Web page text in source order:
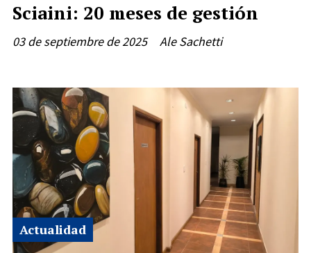
Sciaini: 20 meses de gestión
Ale Sachetti
03 de septiembre de 2025
Actualidad